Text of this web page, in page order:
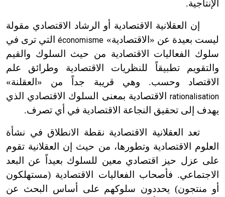
الإنتاجية.
إن العقلانية الاقتصادية أو الرشاد الاقتصادي مقولة
ليست بعيدة عن «الاقتصادية» économismeالتي ترى في
سلوك الفعاليات الاقتصادية من حيث السلوك والقيم
والتقويم تطبيقاً للنظريات الاقتصادية وطرائق علم
الاقتصاد وحسب. وهي قريبة جداً من «العقلنة»
rationalisation الاقتصادية بمعنى السلوك الاقتصادي الذي
يهدف إلى تحقيق النجاعة الاقتصادية في أي تصرف.
تعد العقلانية الاقتصادية نقطة الانطلاق في نشأة
العلوم الاقتصادية وتطورها، من حيث إن العقلانية تقوم
على عزل حيز اقتصادي معين للسلوك بعيداً عن البعد
الاجتماعي. فأصحاب الفعاليات الاقتصادية (مستهلكون
أو منتجون) يحددون سلوكهم على أساس البحث عن